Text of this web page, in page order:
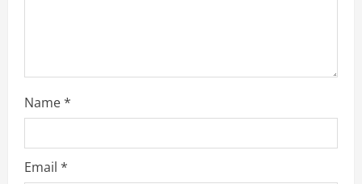
Name*
Email *